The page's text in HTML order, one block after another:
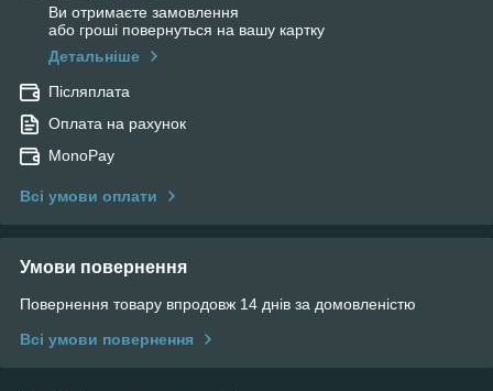
Ви отримаєте замовлення
або гроші повернуться на вашу картку
Детальніше
Післяплата
Оплата на рахунок
MonoPay
Всі умови оплати
Умови повернення
Повернення товару впродовж 14 днів за домовленістю
Всі умови повернення